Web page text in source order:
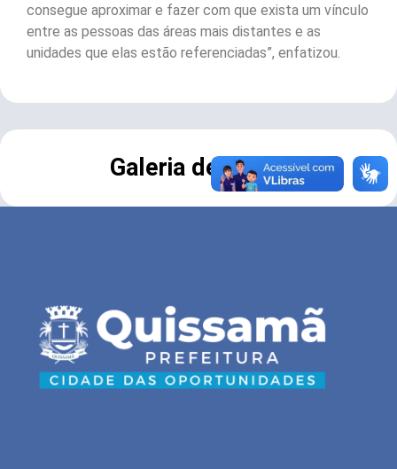
consegue aproximar e fazer com que exista um vínculo
entre as pessoas das áreas mais distantes e as
unidades que elas estão referenciadas”, enfatizou.
Galeria de Fotos